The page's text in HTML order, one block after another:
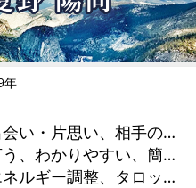
年
恋愛成就、出会い・片思い、相手の気持ち、相性、縁結び、結婚、男心・女心、二人の今後、複雑な恋愛、三角関係、略奪愛、浮気、不倫、復活愛、復縁、離婚、同性愛・LGBT、人間関係、職場の人間関係、対人関係、仕事運、適職、天職、転職、進路、就職、人生全般、使命、経営相談、人事、開業、廃業、夢、目標、ビジネスチャンス、ビジネスパートナー、パワーハラスメント、セクシャルハラスメント、家族関係、夫婦関係、家庭問題、夫婦問題、親族問題、育児・子育て、シングルマザー、ドメスティックバイオレンス、美容、精神問題、心の問題、うつ、トラウマ、ストレス、いじめ、人生相談、ペットの気持ち、金運、金銭トラブル、ご近所問題、縁切り
はっきり言う、わかりやすい、簡潔、具体的、的確、納得感、情報量が多い、じっくり聞いてくれる、深く濃厚、勇気をくれる、前向き・元気になれる、実力派
未来予知、エネルギー調整、タロット、四柱推命、数秘術、陰陽五行、ヒーリング、カウンセリング